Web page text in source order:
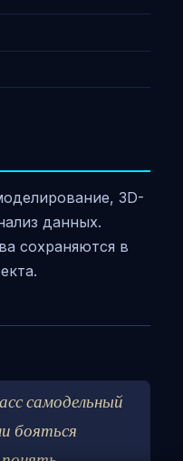
3D-
данных.
сохраняются в
самодельный
бояться